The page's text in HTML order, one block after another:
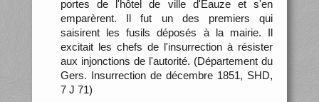
portes de l'hôtel de ville d'Eauze et s'en
emparèrent. Il fut un des premiers qui
saisirent les fusils déposés à la mairie. Il
excitait les chefs de l'insurrection à résister
aux injonctions de l'autorité. (Département du
Gers. Insurrection de décembre 1851, SHD,
7 J 71)